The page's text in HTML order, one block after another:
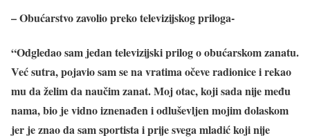
– Obućarstvo zavolio preko televizijskog priloga-
“Odgledao sam jedan televizijski prilog o obućarskom zanatu.
Već sutra, pojavio sam se na vratima očeve radionice i rekao
mu da želim da naučim zanat. Moj otac, koji sada nije među
nama, bio je vidno iznenađen i odluševljen mojim dolaskom
jer je znao da sam sportista i prije svega mladić koji nije